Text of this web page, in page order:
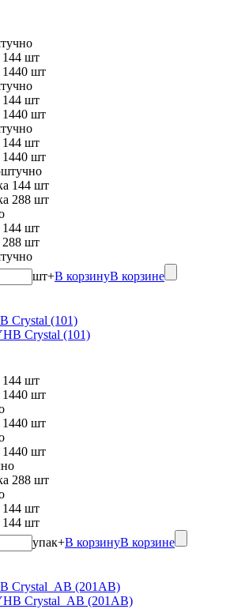
144 шт
1440 шт
144 шт
1440 шт
144 шт
1440 шт
144 шт
288 шт
144 шт
288 шт
шт+В корзинуВ корзине
Crystal (101)
144 шт
1440 шт
1440 шт
1440 шт
288 шт
144 шт
144 шт
упак+В корзинуВ корзине
Crystal_AB (201AB)